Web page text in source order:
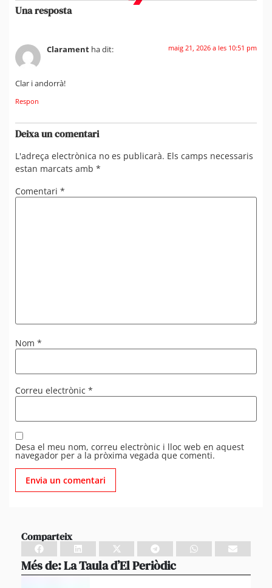
Una resposta
Clarament ha dit: maig 21, 2026 a les 10:51 pm
Clar i andorrà!
Respon
Deixa un comentari
L'adreça electrònica no es publicarà. Els camps necessaris
estan marcats amb *
Comentari *
Nom *
Correu electrònic *
Desa el meu nom, correu electrònic i lloc web en aquest
navegador per a la pròxima vegada que comenti.
Comparteix
Més de:La Taula d’El Periòdic